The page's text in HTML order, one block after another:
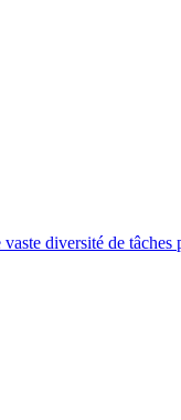
diversité de tâches